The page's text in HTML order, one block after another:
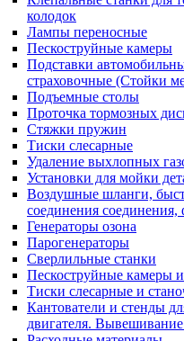
колодок
Лампы переносные
Пескоструйные камеры
Подставки
страховочные (Стойки
Подъемные столы
Проточка тормозных
Стяжки пружин
Тиски слесарные
Удаление выхлопных
Установки для мойки
Воздушные шланги,
соединения соединения,
Генераторы озона
Парогенераторы
Сверлильные станки
Пескоструйные камеры
Тиски слесарные и
Кантователи и стенды
двигателя. Вывешивание